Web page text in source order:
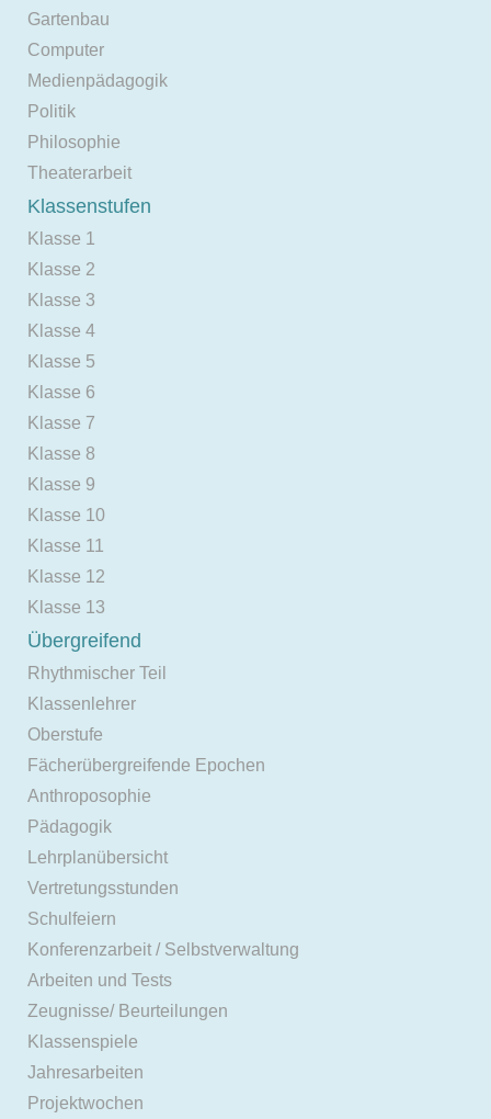
Gartenbau
Computer
Medienpädagogik
Politik
Philosophie
Theaterarbeit
Klassenstufen
Klasse 1
Klasse 2
Klasse 3
Klasse 4
Klasse 5
Klasse 6
Klasse 7
Klasse 8
Klasse 9
Klasse 10
Klasse 11
Klasse 12
Klasse 13
Übergreifend
Rhythmischer Teil
Klassenlehrer
Oberstufe
Fächerübergreifende Epochen
Anthroposophie
Pädagogik
Lehrplanübersicht
Vertretungsstunden
Schulfeiern
Konferenzarbeit / Selbstverwaltung
Arbeiten und Tests
Zeugnisse/ Beurteilungen
Klassenspiele
Jahresarbeiten
Projektwochen